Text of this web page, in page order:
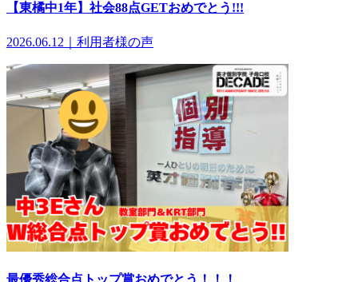
【東橘中1年】社会88点GETおめでとう!!!
2026.06.12｜利用者様の声
最優秀総合点トップ賞おめでとう！！！